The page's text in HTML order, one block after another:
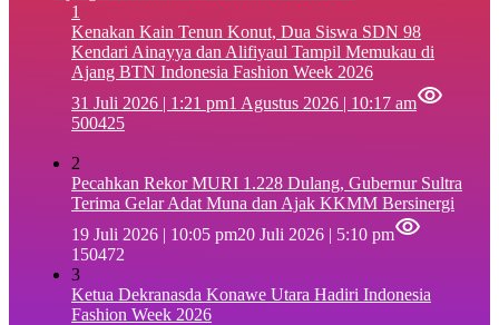
1
‎Kenakan Kain Tenun Konut, Dua Siswa SDN 98
Kendari Ainayya dan Alifiyaul Tampil Memukau di
Ajang BTN Indonesia Fashion Week 2026
31 Juli 2026 | 1:21 pm1 Agustus 2026 | 10:17 am
500425
2
Pecahkan Rekor MURI 1.228 Dulang, Gubernur Sultra
Terima Gelar Adat Muna dan Ajak KKMM Bersinergi
19 Juli 2026 | 10:05 pm20 Juli 2026 | 5:10 pm
150472
3
Ketua Dekranasda Konawe Utara Hadiri Indonesia
Fashion Week 2026